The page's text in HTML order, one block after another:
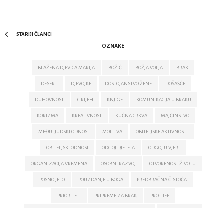
STARIJI ČLANCI
OZNAKE
BLAŽENA DJEVICA MARIJA BOŽIĆ BOŽJA VOLJA BRAK
DESERT DJEVOJKE DOSTOJANSTVO ŽENE DOŠAŠĆE
DUHOVNOST GRIJEH KNJIGE KOMUNIKACIJA U BRAKU
KORIZMA KREATIVNOST KUĆNA CRKVA MAJČINSTVO
MEĐULJUDSKI ODNOSI MOLITVA OBITELJSKE AKTIVNOSTI
OBITELJSKI ODNOSI ODGOJ DJETETA ODGOJ U VJERI
ORGANIZACIJA VREMENA OSOBNI RAZVOJ OTVORENOST ŽIVOTU
POSNO JELO POUZDANJE U BOGA PREDBRAČNA ČISTOĆA
PRIORITETI PRIPREME ZA BRAK PRO-LIFE